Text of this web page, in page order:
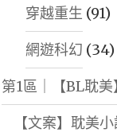
穿越重生 (91)
網遊科幻 (34)
第1區｜【BL耽
【文案】耽美